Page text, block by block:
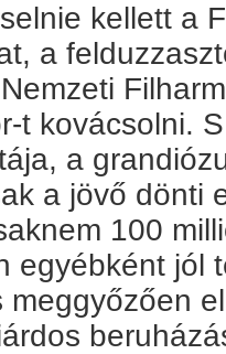
kellett a
a
t kovácsolni.
a
a jövő dönti
100
egyébként jól
meggyőzően